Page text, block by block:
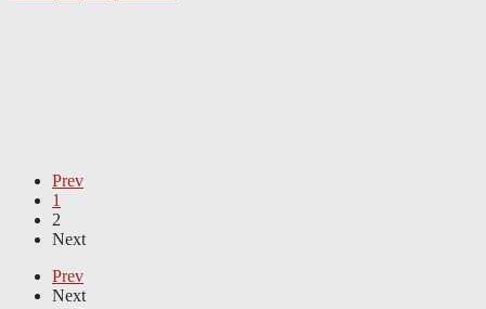
Prev
1
2
Next
Prev
Next